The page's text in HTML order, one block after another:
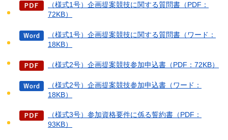
（様式1号）企画提案競技に関する質問書（PDF：
72KB）
（様式1号）企画提案競技に関する質問書（ワード：
18KB）
（様式2号）企画提案競技参加申込書（PDF：72KB）
（様式2号）企画提案競技参加申込書（ワード：
18KB）
（様式3号）参加資格要件に係る誓約書（PDF：
93KB）